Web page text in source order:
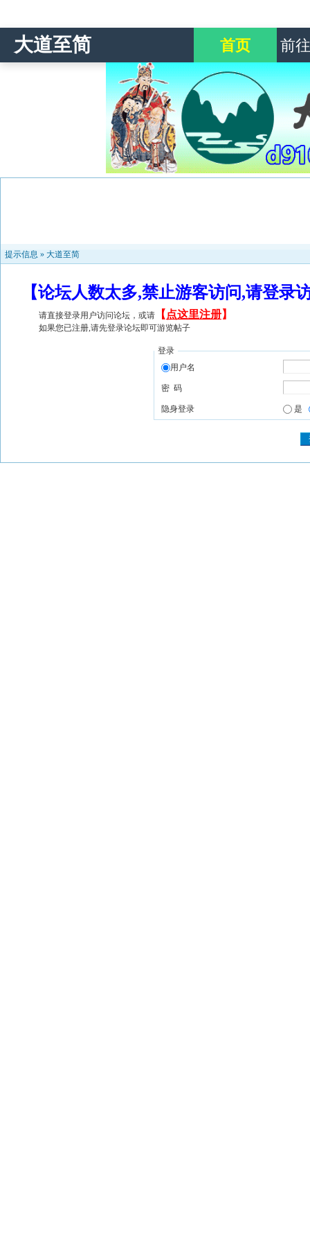
大道至简 首页 前
提示信息 » 大道至简
【论坛人数太多,禁止游客访问,请登
请直接登录用户访问论坛，或请 【 点这里注册】
如果您已注册,请先登录论坛即可游览帖子
登录
用户名
密 码
隐身登录 是